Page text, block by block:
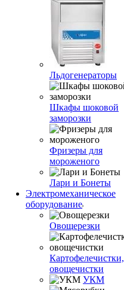
Льдогенераторы
Шкафы шоковой
заморозки
Фризеры для
мороженого
Лари и Бонеты
Электромеханическое
оборудование
Овощерезки
Картофелечистки,
овощечистки
УКМ